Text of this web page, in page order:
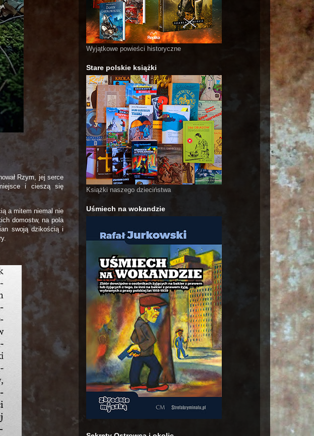
Rzym, jej serce
i cieszą się
a mitem niemal nie
domostw, na pola
swoją dzikością i
Wyjątkowe powieści historyczne
Stare polskie książki
Książki naszego dzieciństwa
Uśmiech na wokandzie